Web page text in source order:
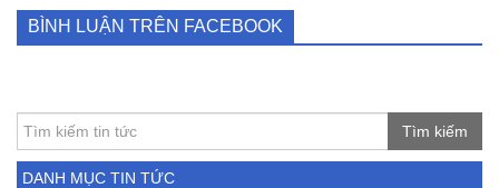
BÌNH LUẬN TRÊN FACEBOOK
Tìm kiếm
DANH MỤC TIN TỨC